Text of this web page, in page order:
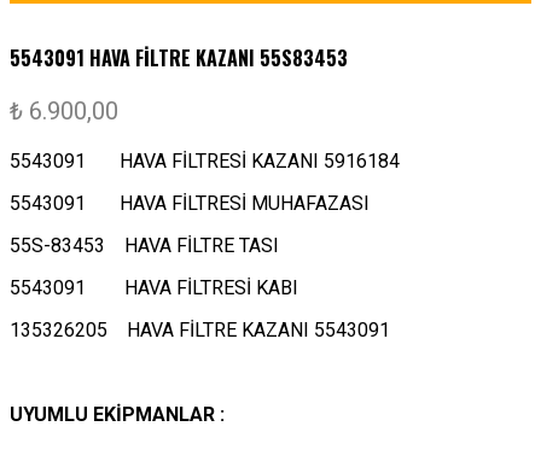
5543091 HAVA FİLTRE KAZANI 55S83453
₺ 6.900,00
5543091 HAVA FİLTRESİ KAZANI 5916184
5543091 HAVA FİLTRESİ MUHAFAZASI
55S-83453 HAVA FİLTRE TASI
5543091 HAVA FİLTRESİ KABI
135326205 HAVA FİLTRE KAZANI 5543091
UYUMLU EKİPMANLAR :